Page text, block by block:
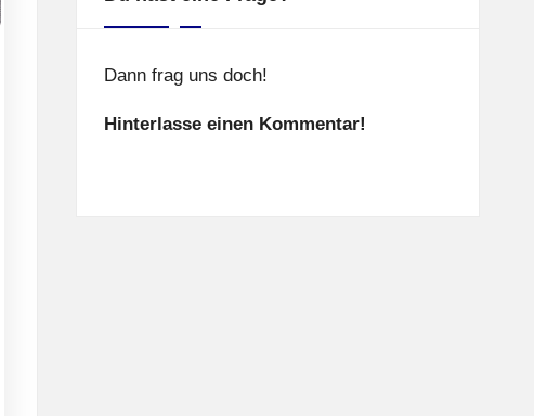
Dann frag uns doch!
Hinterlasse einen Kommentar!